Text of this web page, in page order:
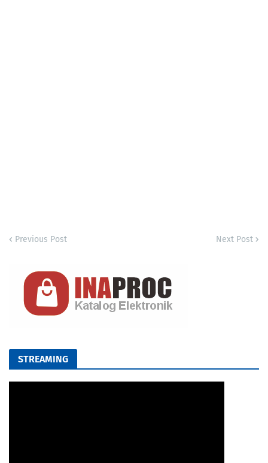
Previous Post Next Post
STREAMING